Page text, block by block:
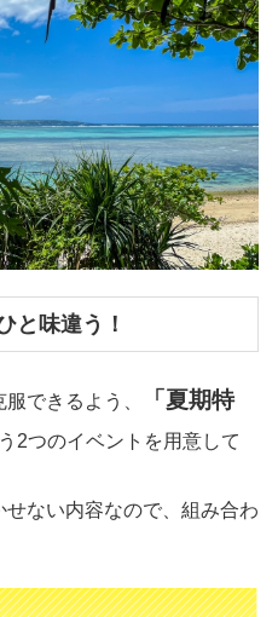
と味違う！
できるよう、
「夏期特
2つのイベントを用意して
ない内容なので、組み合わ